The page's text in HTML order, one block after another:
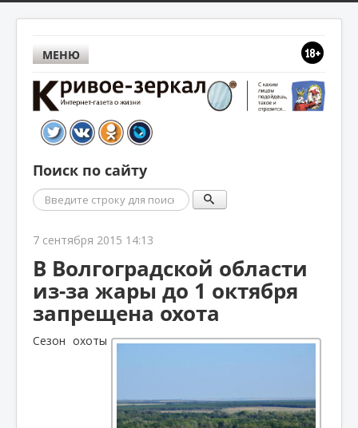
МЕНЮ
Поиск по сайту
Поиск
7 сентября 2015 14:13
В Волгоградской области
из-за жары до 1 октября
запрещена охота
Сезон охоты